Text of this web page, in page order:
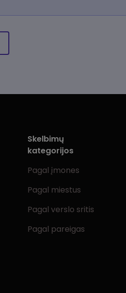
Skelbimų
kategorijos
Pagal įmones
Pagal miestus
Pagal verslo sritis
Pagal pareigas